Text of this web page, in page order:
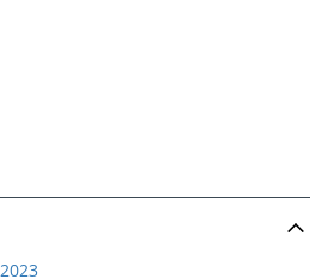
2023